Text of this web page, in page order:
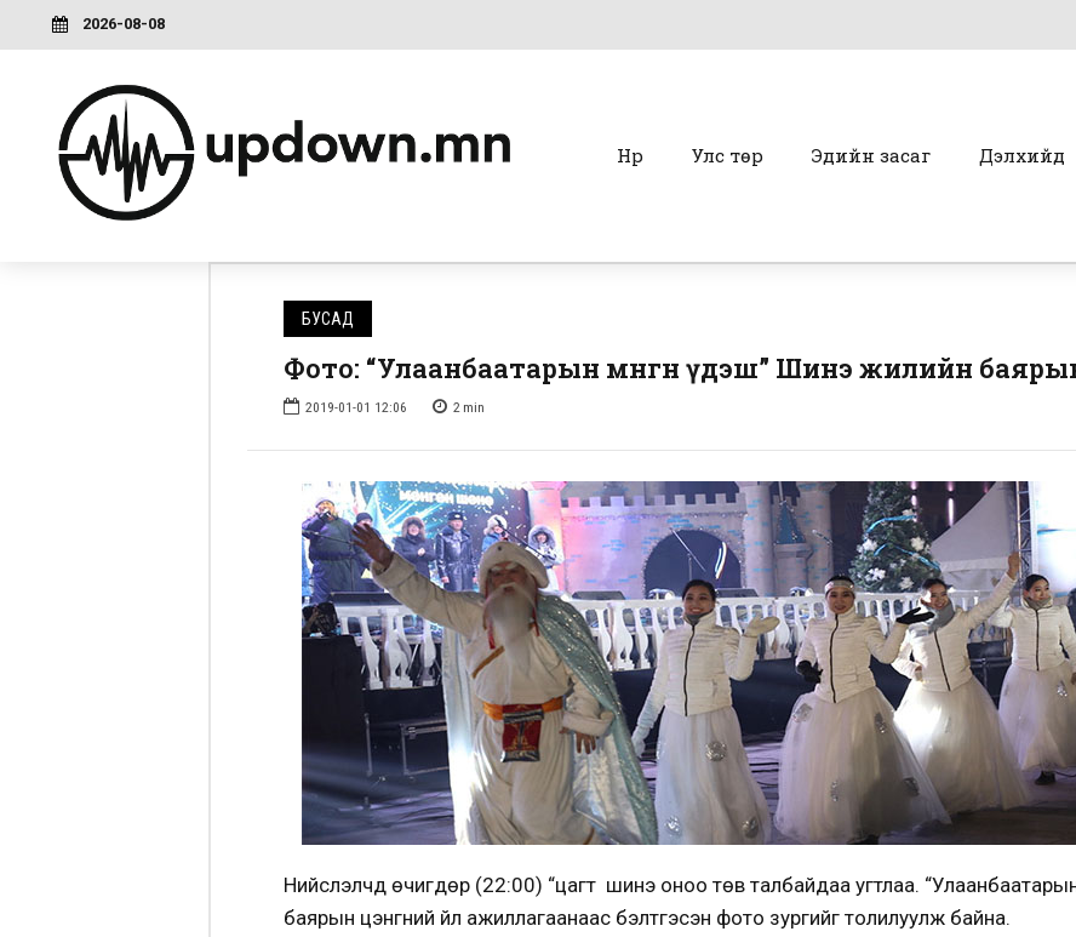
2026-08-08
Нүүр Улс төр Эдийн засаг Дэлхийд
БУСАД
Фото: “Улаанбаатарын мөнгөн үдэш” Шинэ жилийн
2019-01-01 12:06 2 min
Нийслэлчүүд өчигдөр (22:00) “цагт шинэ оноо төв талбайдаа угтлаа.
баярын цэнгүүний үйл ажиллагаанаас бэлтгэсэн фото зургийг толилуулж байна.